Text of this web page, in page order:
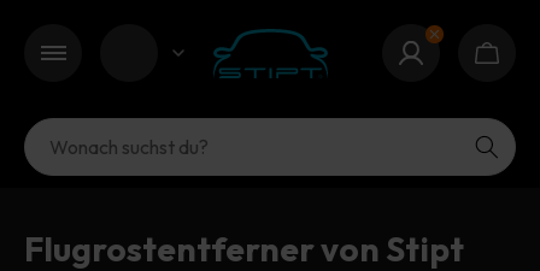
Einloggen
Zurück
Autoshampoo
Zurück
Autospong
Zurück
Polierpads
Zurück
Autokonservierungswachs
Zurück
Insektenentferner
Zurück
Felgenreiniger
Zurück
Autoscheibenreiniger
Zurück
Waschen & Putzen
Zurück
Autoparfüm
Zurück
Autoschwamm
Zurück
Leerschutz
Zurück
Innenraumreinigung
Zurück
Autoschwamm
Zurück
Auto-Trockengebläse
Flugrostentferner von Stipt